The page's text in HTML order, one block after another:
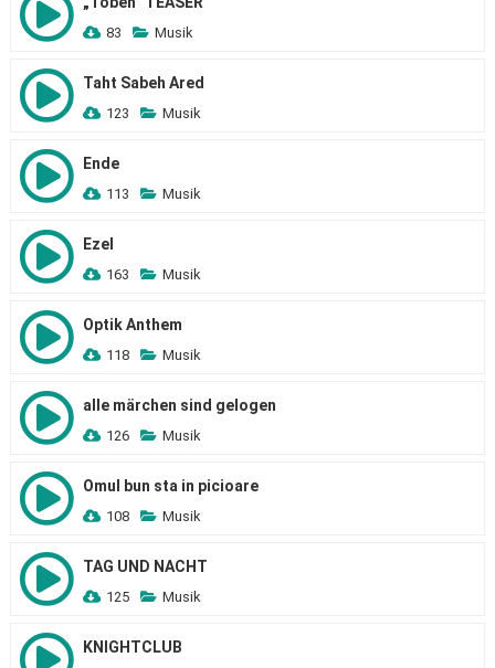
83 Musik
Taht Sabeh Ared
123 Musik
Ende
113 Musik
Ezel
163 Musik
Optik Anthem
118 Musik
alle märchen sind gelogen
126 Musik
Omul bun sta in picioare
108 Musik
TAG UND NACHT
125 Musik
KNIGHTCLUB